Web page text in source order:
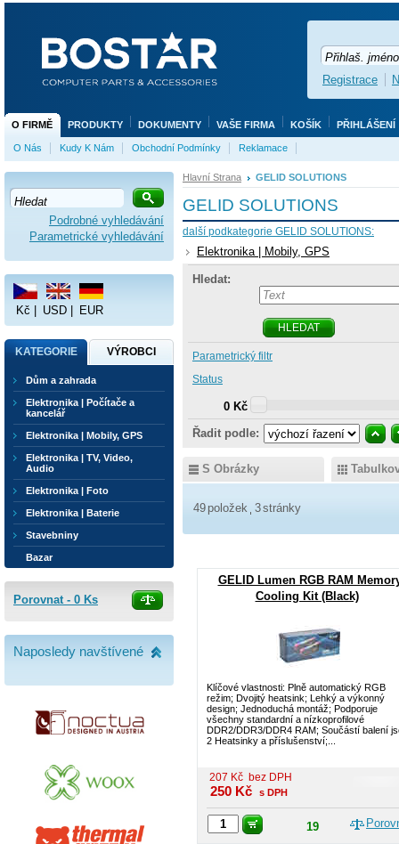
Hlavní Strana GELID SOLUTIONS
GELID SOLUTIONS
další podkategorie GELID SOLUTIONS:
Elektronika | Mobily, GPS
Hledat:
HLEDAT
Parametrický filtr
Status
0 Kč
Řadit podle:
S Obrázky
49 položek 3stránky
GELID Lumen RGB RAM
Cooling Kit (Black)
Klíčové vlastnosti: Plně automatický RGB
režim; Dvojitý heatsink; Lehký a výkonný
design; Jednoduchá montáž; Podporuje
všechny standardní a nízkoprofilové
DDR2/DDR3/DDR4 RAM; Součástí balení
2 Heatsinky a příslušenství;...
207 Kč bez DPH
250 Kč s DPH
19
Podrobné vyhledávání
Parametrické vyhledávání
Kč USD EUR
KATEGORIE VÝROBCI
Dům a zahrada
Elektronika | Počítače a
kancelář
Elektronika | Mobily, GPS
Elektronika | TV, Video,
Audio
Elektronika | Foto
Elektronika | Baterie
Stavebniny
Bazar
Porovnat - 0 Ks
Naposledy navštívené
O FIRMĚ PRODUKTY DOKUMENTY VAŠE FIRMA KOŠÍK PŘIHLÁŠENÍ
O Nás Kudy K Nám Obchodní Podmínky Reklamace
Registrace